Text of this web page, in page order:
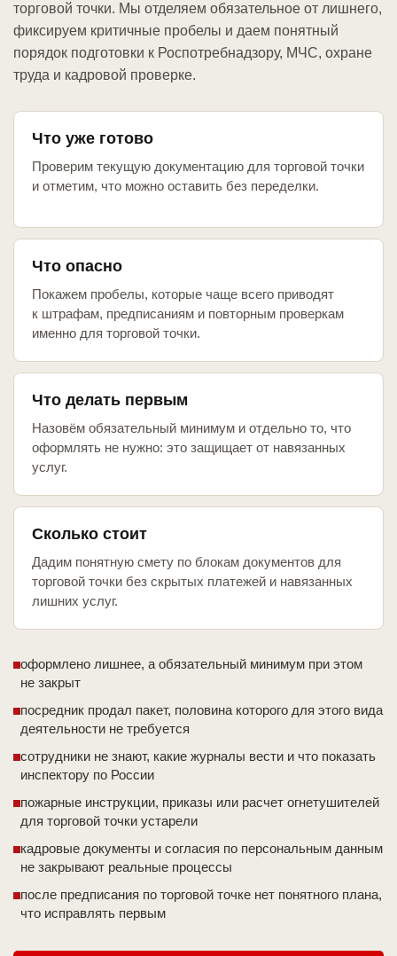
торговой точки. Мы отделяем обязательное от лишнего,
фиксируем критичные пробелы и даем понятный
порядок подготовки к Роспотребнадзору, МЧС, охране
труда и кадровой проверке.
Что уже готово
Проверим текущую документацию для торговой точки
и отметим, что можно оставить без переделки.
Что опасно
Покажем пробелы, которые чаще всего приводят
к штрафам, предписаниям и повторным проверкам
именно для торговой точки.
Что делать первым
Назовём обязательный минимум и отдельно то, что
оформлять не нужно: это защищает от навязанных
услуг.
Сколько стоит
Дадим понятную смету по блокам документов для
торговой точки без скрытых платежей и навязанных
лишних услуг.
оформлено лишнее, а обязательный минимум при этом
не закрыт
посредник продал пакет, половина которого для этого вида
деятельности не требуется
сотрудники не знают, какие журналы вести и что показать
инспектору по России
пожарные инструкции, приказы или расчет огнетушителей
для торговой точки устарели
кадровые документы и согласия по персональным данным
не закрывают реальные процессы
после предписания по торговой точке нет понятного плана,
что исправлять первым